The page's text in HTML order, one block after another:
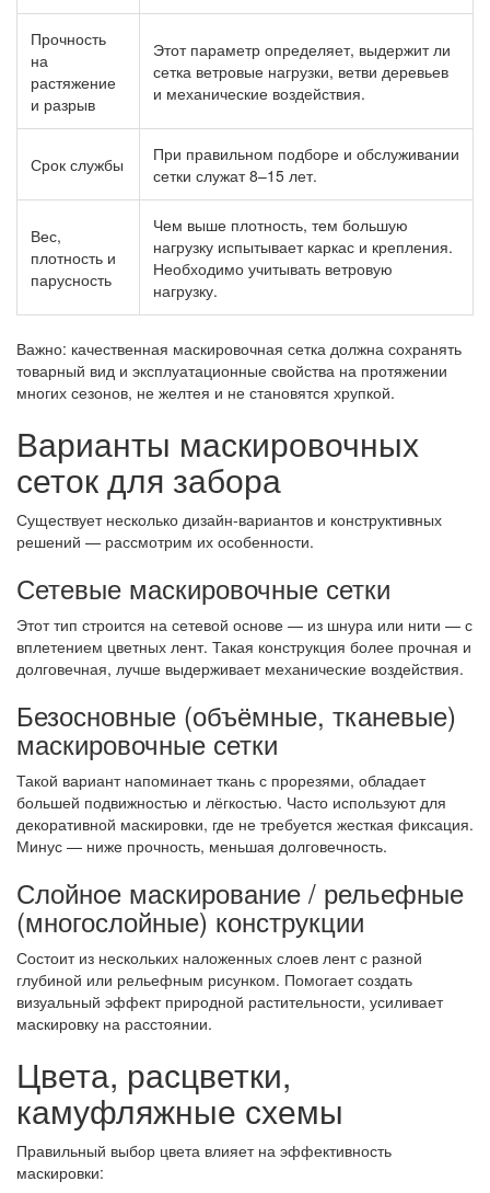
Прочность
на
растяжение
и разрыв
Этот параметр определяет, выдержит ли
сетка ветровые нагрузки, ветви деревьев
и механические воздействия.
Срок службы
При правильном подборе и обслуживании
сетки служат 8–15 лет.
Вес,
плотность и
парусность
Чем выше плотность, тем большую
нагрузку испытывает каркас и крепления.
Необходимо учитывать ветровую
нагрузку.
Важно: качественная маскировочная сетка должна сохранять
товарный вид и эксплуатационные свойства на протяжении
многих сезонов, не желтея и не становятся хрупкой.
Варианты маскировочных
сеток для забора
Существует несколько дизайн-вариантов и конструктивных
решений — рассмотрим их особенности.
Сетевые маскировочные сетки
Этот тип строится на сетевой основе — из шнура или нити — с
вплетением цветных лент. Такая конструкция более прочная и
долговечная, лучше выдерживает механические воздействия.
Безосновные (объёмные, тканевые)
маскировочные сетки
Такой вариант напоминает ткань с прорезями, обладает
большей подвижностью и лёгкостью. Часто используют для
декоративной маскировки, где не требуется жесткая фиксация.
Минус — ниже прочность, меньшая долговечность.
Слойнoе маскирование / рельефные
(многослойные) конструкции
Состоит из нескольких наложенных слоев лент с разной
глубиной или рельефным рисунком. Помогает создать
визуальный эффект природной растительности, усиливает
маскировку на расстоянии.
Цвета, расцветки,
камуфляжные схемы
Правильный выбор цвета влияет на эффективность
маскировки: